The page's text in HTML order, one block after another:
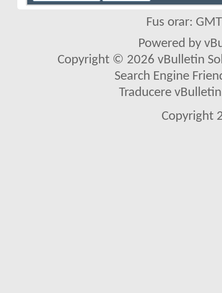
Fus orar:
Powered by
Copyright © 2026 vBulletin
Search Engine
Traducere
Copyright